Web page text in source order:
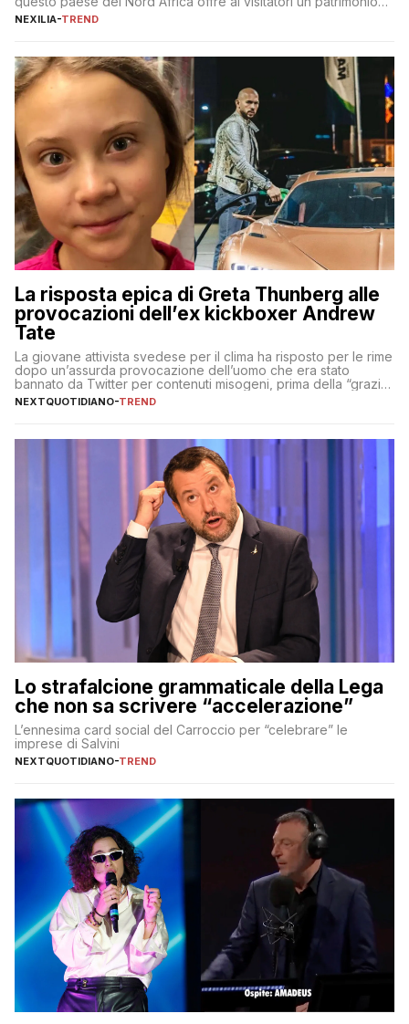
culturale unico al mondo. Attraverso i millenni, l’Egitto è stato il
NEXILIA-TREND
La risposta epica di Greta Thunberg alle
provocazioni dell’ex kickboxer Andrew
Tate
La giovane attivista svedese per il clima ha risposto per le rime
dopo un’assurda provocazione dell’uomo che era stato
bannato da Twitter per contenuti misogeni, prima della “grazia”
di Elon Musk
NEXTQUOTIDIANO-TREND
Lo strafalcione grammaticale della Lega
che non sa scrivere “accelerazione”
L’ennesima card social del Carroccio per “celebrare” le
imprese di Salvini
NEXTQUOTIDIANO-TREND